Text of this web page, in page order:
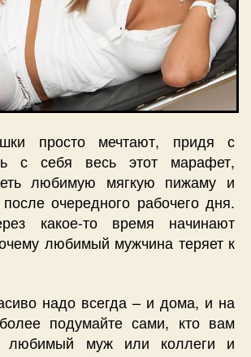
просто мечтают, придя с
с себя весь этот марафет,
любимую мягкую пижаму и
очередного рабочего дня.
какое-то время начинают
любимый мужчина теряет к
надо всегда – и дома, и на
подумайте сами, кто вам
любимый муж или коллеги и